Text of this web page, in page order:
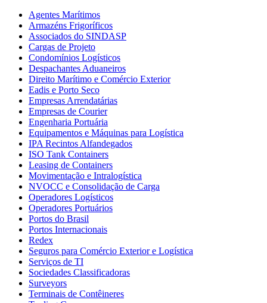
Agentes Marítimos
Armazéns Frigoríficos
Associados do SINDASP
Cargas de Projeto
Condomínios Logísticos
Despachantes Aduaneiros
Direito Marítimo e Comércio Exterior
Eadis e Porto Seco
Empresas Arrendatárias
Empresas de Courier
Engenharia Portuária
Equipamentos e Máquinas para Logística
IPA Recintos Alfandegados
ISO Tank Containers
Leasing de Containers
Movimentação e Intralogística
NVOCC e Consolidação de Carga
Operadores Logísticos
Operadores Portuários
Portos do Brasil
Portos Internacionais
Redex
Seguros para Comércio Exterior e Logística
Serviços de TI
Sociedades Classificadoras
Surveyors
Terminais de Contêineres